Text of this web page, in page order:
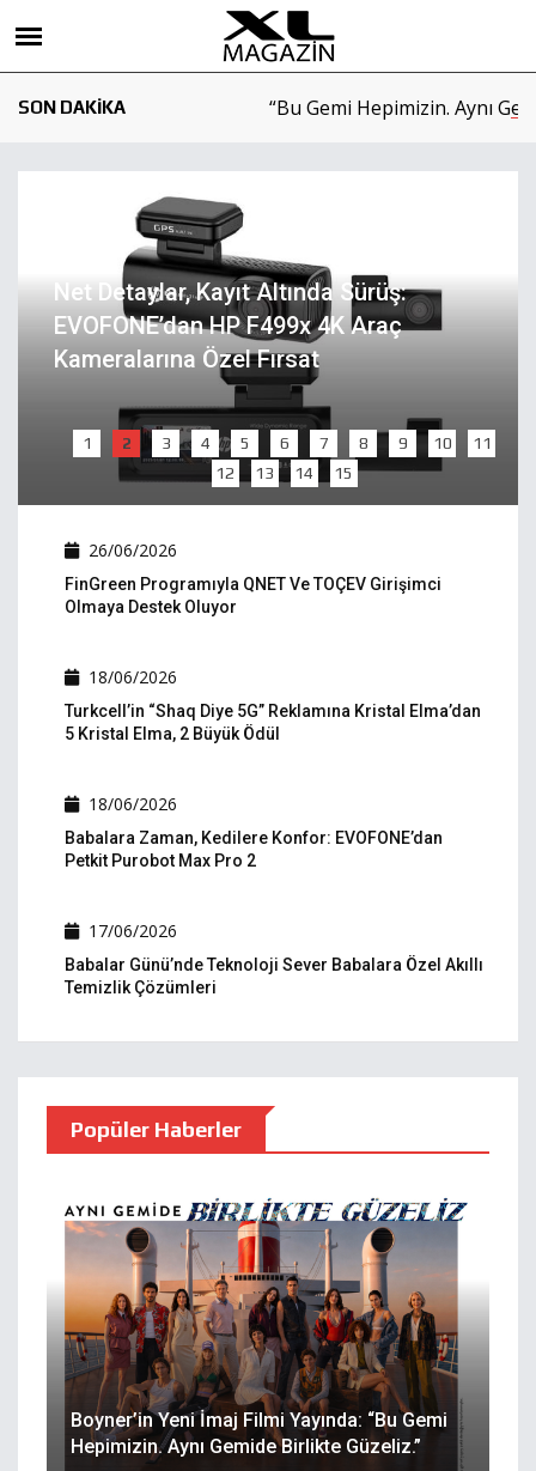
SON DAKİKA
Yayında: “Bu Gemi Hepimizin. Aynı Gemide Birlikte
Net Detaylar, Kayıt Altında Sürüş:
EVOFONE’dan HP F499x 4K Araç
Kameralarına Özel Fırsat
1 2 3 4 5 6 7 8 9 10
11
12
13 14 15
26/06/2026
FinGreen Programıyla QNET Ve TOÇEV Girişimci
Olmaya Destek Oluyor
18/06/2026
Turkcell’in “Shaq Diye 5G” Reklamına Kristal Elma’dan
5 Kristal Elma, 2 Büyük Ödül
18/06/2026
Babalara Zaman, Kedilere Konfor: EVOFONE’dan
Petkit Purobot Max Pro 2
17/06/2026
Babalar Günü’nde Teknoloji Sever Babalara Özel Akıllı
Temizlik Çözümleri
Popüler Haberler
Boyner’in Yeni İmaj Filmi Yayında: “Bu Gemi
Hepimizin. Aynı Gemide Birlikte Güzeliz.”